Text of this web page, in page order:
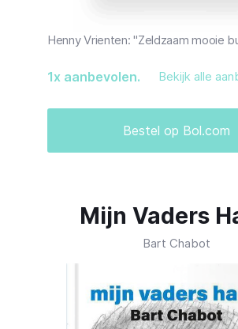
Henny Vrienten: "Zeldzaam mooie
Bestel op Bol.com
1x aanbevolen. Bekijk alle
Mijn Vaders
Bart Chabot